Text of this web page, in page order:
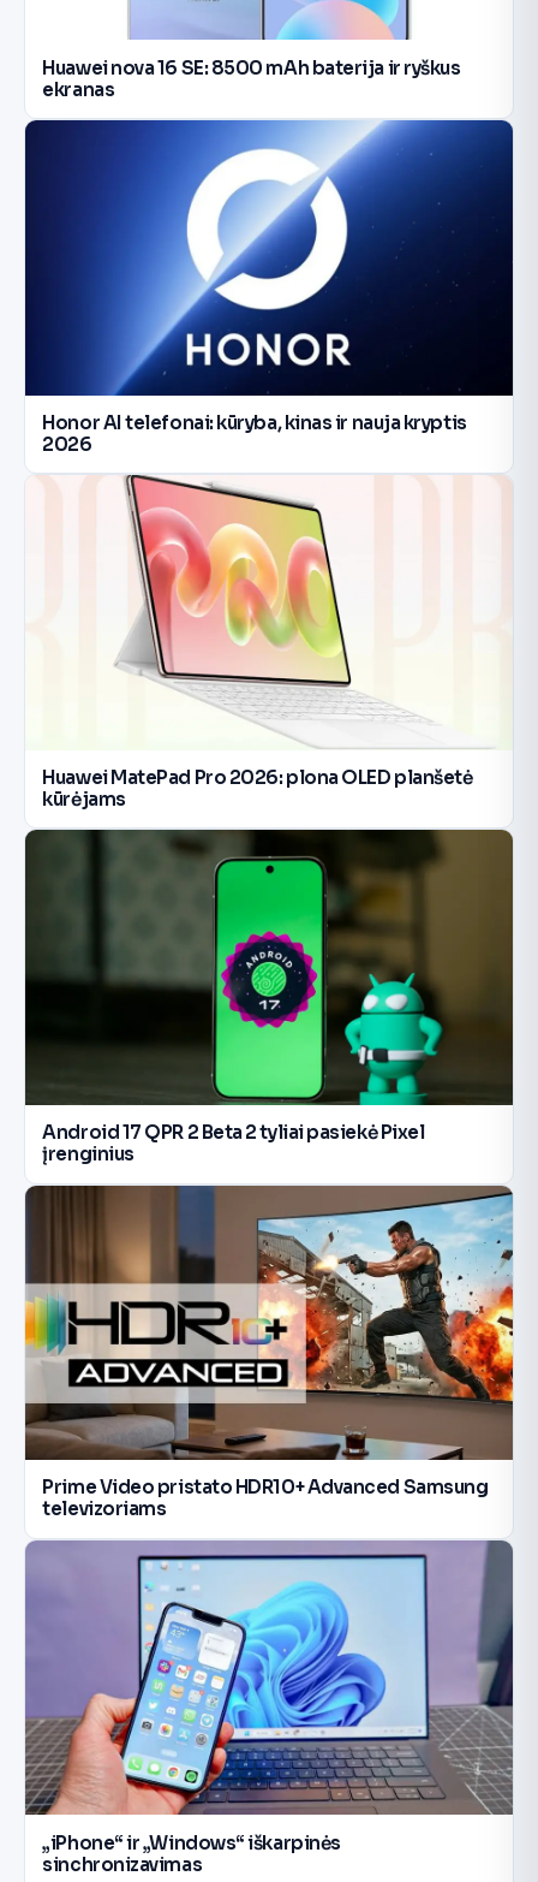
Huawei nova 16 SE: 8500 mAh baterija ir ryškus
ekranas
Honor AI telefonai: kūryba, kinas ir nauja kryptis
2026
Huawei MatePad Pro 2026: plona OLED planšetė
kūrėjams
Android 17 QPR 2 Beta 2 tyliai pasiekė Pixel
įrenginius
Prime Video pristato HDR10+ Advanced Samsung
televizoriams
„iPhone“ ir „Windows“ iškarpinės
sinchronizavimas